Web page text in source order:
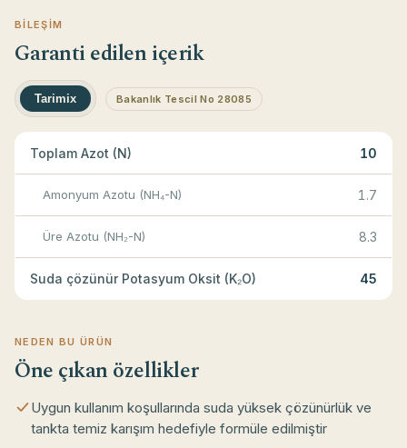
BILEŞIM
Garanti edilen içerik
Tarimix Bakanlık Tescil No 28085
Toplam Azot (N) 10
Amonyum Azotu (NH₄-N) 1.7
Üre Azotu (NH₂-N) 8.3
Suda çözünür Potasyum Oksit (K₂O) 45
NEDEN BU ÜRÜN
Öne çıkan özellikler
Uygun kullanım koşullarında suda yüksek çözünürlük ve
tankta temiz karışım hedefiyle formüle edilmiştir